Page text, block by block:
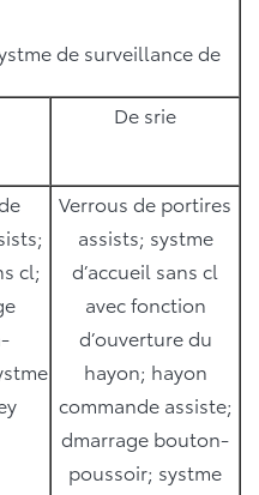
de surveillance de
De srie
cl;
Verrous de portires
assists; systme
d’accueil sans cl
avec fonction
d’ouverture du
hayon; hayon
commande assiste;
dmarrage bouton-
poussoir; systme